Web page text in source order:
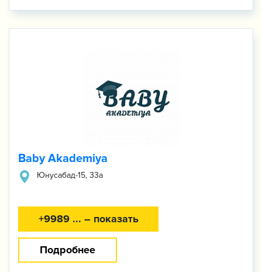
Baby Akademiya
Юнусабад-​15, 33а
+9989 ... – показать
Подробнее